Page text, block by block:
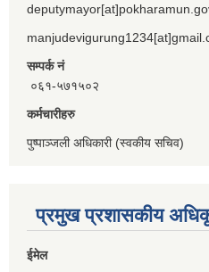
सम्पर्क नं
०६१-५७१५०२
कर्मचारीहरु
पुष्पाञ्जली अधिकारी (स्वकीय सचिव)
प्रमुख प्रशासकीय
ईमेल